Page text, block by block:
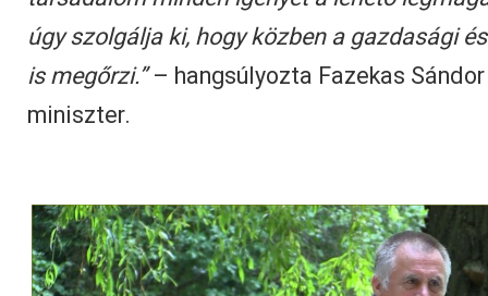
úgy szolgálja ki, hogy közben a gazdasági
is megőrzi.”– hangsúlyozta Fazekas
miniszter.